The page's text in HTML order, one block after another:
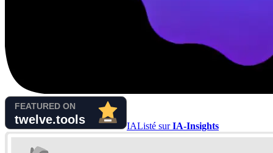
IAListé surIA-Insights